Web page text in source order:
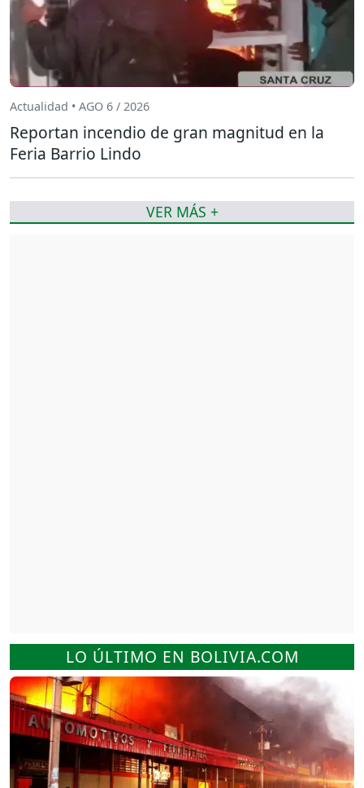
LO ÚLTIMO EN BOLIVIA.COM
Actualidad • AGO 6 / 2026
Reportan incendio de gran magnitud en la
Feria Barrio Lindo
VER MÁS +